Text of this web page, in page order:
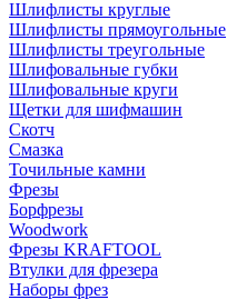
Шлифлисты круглые
Шлифлисты прямоугольные
Шлифлисты треугольные
Шлифовальные губки
Шлифовальные круги
Щетки для шифмашин
Скотч
Смазка
Точильные камни
Фрезы
Борфрезы
Woodwork
Фрезы KRAFTOOL
Втулки для фрезера
Наборы фрез